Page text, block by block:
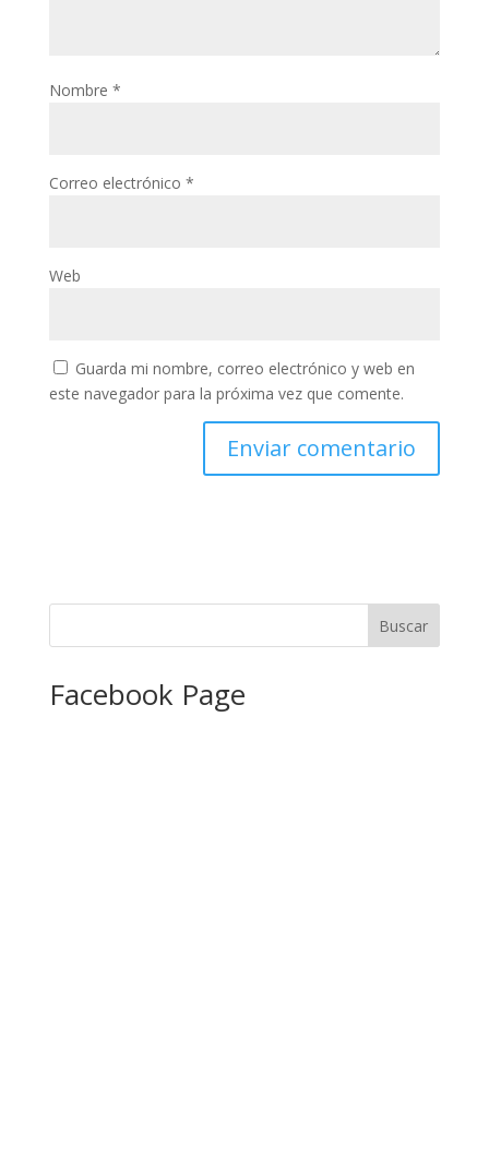
Nombre *
Correo electrónico *
Web
Guarda mi nombre, correo electrónico y web en
este navegador para la próxima vez que comente.
Facebook Page